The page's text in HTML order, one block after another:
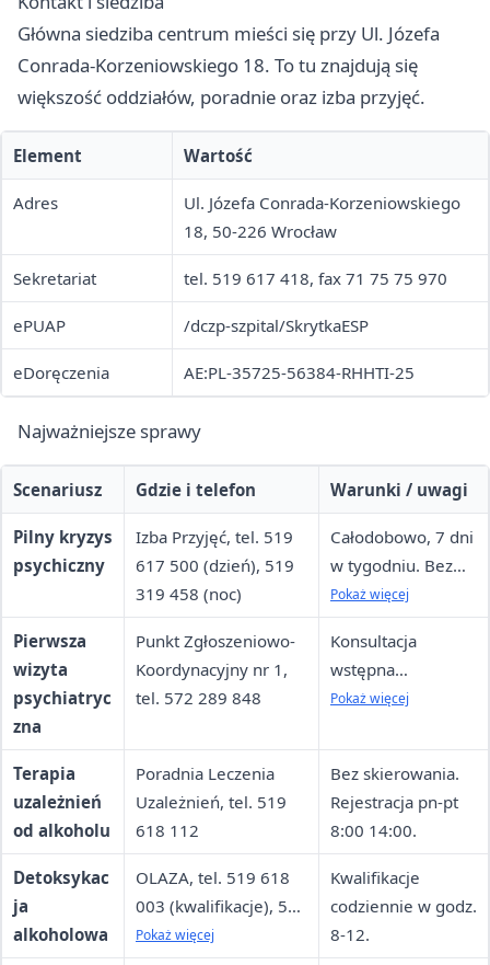
Główna siedziba centrum mieści się przy Ul. Józefa
Conrada-Korzeniowskiego 18. To tu znajdują się
większość oddziałów, poradnie oraz izba przyjęć.
Element Wartość
Adres
Ul. Józefa Conrada-Korzeniowskiego
18, 50-226 Wrocław
Sekretariat tel. 519 617 418, fax 71 75 75 970
ePUAP /dczp-szpital/SkrytkaESP
eDoręczenia AE:PL-35725-56384-RHHTI-25
Najważniejsze sprawy
Scenariusz Gdzie i telefon Warunki / uwagi
Pilny kryzys
psychiczny
Izba Przyjęć, tel. 519
617 500 (dzień), 519
319 458 (noc)
Całodobowo, 7 dni
w tygodniu. Bez
skierowania w
stanie zagrożenia.
Pokaż więcej
Pierwsza
wizyta
psychiatryc
zna
Punkt Zgłoszeniowo-
Koordynacyjny nr 1,
tel. 572 289 848
Konsultacja
wstępna
wymagana przed
poradni. W
przypadkach
pilnych — do 72
godzin.
Pokaż więcej
Terapia
uzależnień
od alkoholu
Poradnia Leczenia
Uzależnień, tel. 519
618 112
Bez skierowania.
Rejestracja pn-pt
8:00 14:00.
Detoksykac
ja
alkoholowa
OLAZA, tel. 519 618
003 (kwalifikacje), 519
618 035 (dyżurka)
Pokaż więcej
Kwalifikacje
codziennie w godz.
8-12.